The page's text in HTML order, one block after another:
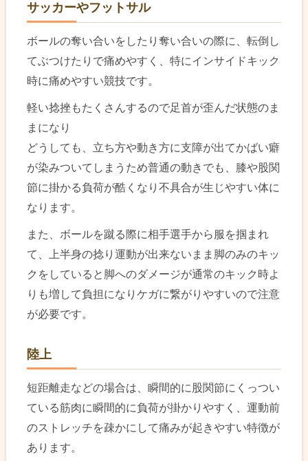
サッカーやフットサル
ボールの奪い合いをしたり奪い合いの際に、転倒し
てぶつけたりで痛めやすく、特にインサイドキック
時に痛めやすい競技です。
軽い捻挫もたくさんするので足首が歪んだ状態のま
まになり
どうしても、立ち方や動き方に支障が出てかばい癖
が染みついてしまうため普通の動きでも、膝や股関
節に掛かる負荷が酷くなり不具合が生じやすい体に
なります。
また、ボールを蹴る際に相手選手から服を掴まれ
て、上半身の捻り運動が出来ないまま脚のみのキッ
クをしていると脚へのダメージが通常のキック時よ
りも増して負担になりケガに繋がりやすいので注意
が必要です。
陸上
短距離走などの場合は、瞬間的に股関節にくっつい
ている筋肉に瞬間的に負荷が掛かりやすく、運動前
のストレッチを疎かにして痛みが起きやすい特徴が
あります。